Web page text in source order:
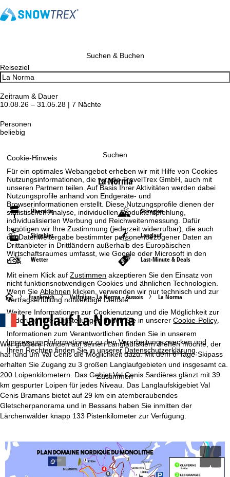
Cookie-Hinweis
Für ein optimales Webangebot erheben wir mit Hilfe von Cookies
Nutzungsinformationen, die wir, die TravelTrex GmbH, auch mit
unseren Partnern teilen. Auf Basis Ihrer Aktivitäten werden dabei
Nutzungsprofile anhand von Endgeräte- und
Browserinformationen erstellt. Diese Nutzungsprofile dienen der
statistischen Analyse, individuellen Produktempfehlung,
individualisierten Werbung und Reichweitenmessung. Dafür
benötigen wir Ihre Zustimmung (jederzeit widerrufbar), die auch
die Datenweitergabe bestimmter personenbezogener Daten an
Drittanbieter in Drittländern außerhalb des Europäischen
Wirtschaftsraumes umfasst, wie Google oder Microsoft in den
USA.
Mit einem Klick aufZustimmen akzeptieren Sie den Einsatz von
nicht funktionsnotwendigen Cookies und ähnlichen Technologien.
Wenn SieAblehnen klicken, verwenden wir nur technisch und zur
Vertragserfüllung notwendige Dienste.
Weitere Informationen zur Cookienutzung und die Möglichkeit zur
Änderung Ihrer Einstellungen finden Sie in unsererCookie-Policy.
Informationen zum Verantwortlichen finden Sie in unserem
Impressum. Informationen zu den Verarbeitungszwecken und
Ihren Rechten finden Sie in unsererDatenschutzerklärung.
Zustimmen
Suchen & Buchen
Reiseziel
Zeitraum & Dauer
10.08.26 – 31.05.28 | 7 Nächte
Personen
beliebig
Suchen
La Norma
Übersicht Skiregion
Skigebiet Langlauf
Wetter Last-Minute & Deals
S
t
a
r
i
Frankreich Valfréjus - La Norma - Aussois La Norma
Langlauf La Norma
Wer größere Runden auf seinen Langlaufskiern drehen möchte, der
hat rund um Val Cenis die Möglichkeit dazu. Mit dem 6-Tage-Skipass
erhalten Sie Zugang zu 3 großen Langlaufgebieten und insgesamt ca.
200 Loipenkilometern. Das Gebiet Val Cenis Sardières glänzt mit 39
km gespurter Loipen für jedes Niveau. Das Langlaufskigebiet Val
Cenis Bramans bietet auf 29 km ein atemberaubendes
Gletscherpanorama und in Bessans haben Sie inmitten der
Lärchenwälder knapp 133 Pistenkilometer zur Verfügung.